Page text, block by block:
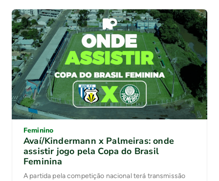
Feminino
Avaí/Kindermann x Palmeiras: onde
assistir jogo pela Copa do Brasil
Feminina
A partida pela competição nacional terá transmissão